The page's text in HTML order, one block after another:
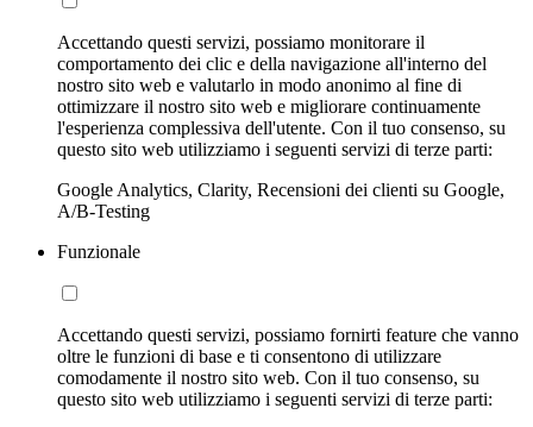
Accettando questi servizi, possiamo monitorare il
comportamento dei clic e della navigazione all'interno del
nostro sito web e valutarlo in modo anonimo al fine di
ottimizzare il nostro sito web e migliorare continuamente
l'esperienza complessiva dell'utente. Con il tuo consenso, su
questo sito web utilizziamo i seguenti servizi di terze parti:
Google Analytics, Clarity, Recensioni dei clienti su Google,
A/B-Testing
Funzionale
Accettando questi servizi, possiamo fornirti feature che vanno
oltre le funzioni di base e ti consentono di utilizzare
comodamente il nostro sito web. Con il tuo consenso, su
questo sito web utilizziamo i seguenti servizi di terze parti: